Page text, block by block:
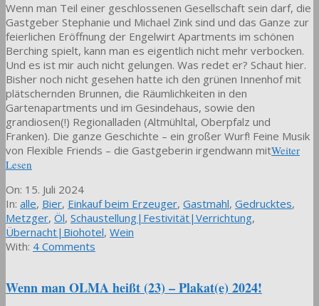
Wenn man Teil einer geschlossenen Gesellschaft sein darf, die
Gastgeber Stephanie und Michael Zink sind und das Ganze zur
feierlichen Eröffnung der Engelwirt Apartments im schönen
Berching spielt, kann man es eigentlich nicht mehr verbocken.
Und es ist mir auch nicht gelungen. Was redet er? Schaut hier.
Bisher noch nicht gesehen hatte ich den grünen Innenhof mit
plätschernden Brunnen, die Räumlichkeiten in den
Gartenapartments und im Gesindehaus, sowie den
grandiosen(!) Regionalladen (Altmühltal, Oberpfalz und
Franken). Die ganze Geschichte – ein großer Wurf! Feine Musik
von Flexible Friends – die Gastgeberin irgendwann mitWeiter
Lesen
2024-
07-
15
On: 15. Juli 2024
In: alle, Bier, Einkauf beim Erzeuger, Gastmahl, Gedrucktes,
Metzger, Öl, Schaustellung|Festivität|Verrichtung,
Übernacht|Biohotel, Wein
With: 4 Comments
Wenn man OLMA heißt (23) – Plakat(e) 2024!